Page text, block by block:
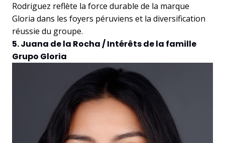
Rodriguez reflète la force durable de la marque
Gloria dans les foyers péruviens et la diversification
réussie du groupe.
5. Juana de la Rocha / Intérêts de la famille
Grupo Gloria